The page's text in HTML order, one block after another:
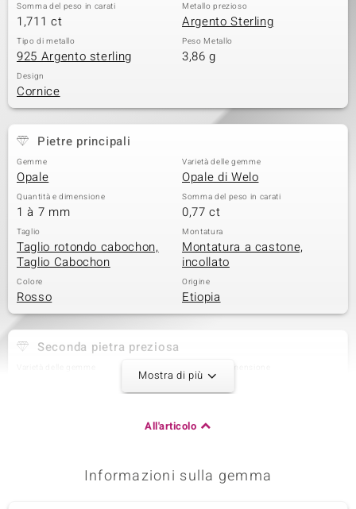
Somma del peso in carati
1,711 ct
Metallo prezioso
Argento Sterling
Tipo di metallo
925 Argento sterling
Peso Metallo
3,86 g
Design
Cornice
Pietre principali
Gemme
Opale
Varietà delle gemme
Opale di Welo
Quantità e dimensione
1 à 7 mm
Somma del peso in carati
0,77 ct
Taglio
Taglio rotondo cabochon,
Taglio Cabochon
Montatura
Montatura a castone,
incollato
Colore
Rosso
Origine
Etiopia
Seconda pietra preziosa
Quantità e dimensione
12 à 2 mm
Taglio rotondo
Mostra di più
All'articolo
Informazioni sulla gemma